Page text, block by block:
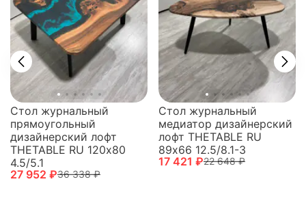
Стол журнальный
прямоугольный
дизайнерский лофт
THETABLE RU 120х80
4.5/5.1
27 952 ₽36 338 ₽
Стол журнальный
медиатор дизайнерский
лофт THETABLE RU
89х66 12.5/8.1-3
17 421 ₽22 648 ₽